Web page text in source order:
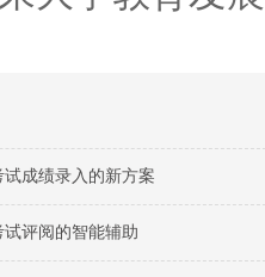
成绩录入的新方案
评阅的智能辅助